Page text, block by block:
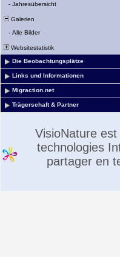
- Jahresübersicht
Galerien
- Alle Bilder
Websitestatistik
Die Beobachtungsplätze
Links und Informationen
Migraction.net
Trägerschaft & Partner
VisioNature
technologies
partager en